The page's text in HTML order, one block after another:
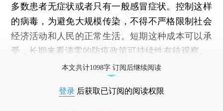
多数患者无症状或者只有一般感冒症状。控制这样
的病毒，为避免大规模传染，不得不严格限制社会
经济活动和人民的正常生活。短期这种成本可以承
受，长期来看清零的防疫政策可持续性有待观察。
本文共计1098字 订阅后继续阅读
登录 后获取已订阅的阅读权限